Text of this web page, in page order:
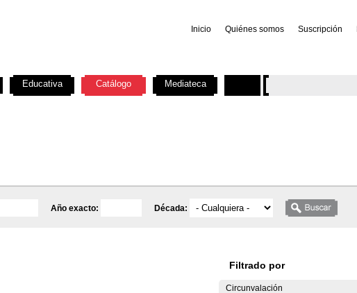
Inicio Quiénes somos Suscripción
Año exacto: Década:
Filtrado por
Circunvalación
Educativa Catálogo Mediateca